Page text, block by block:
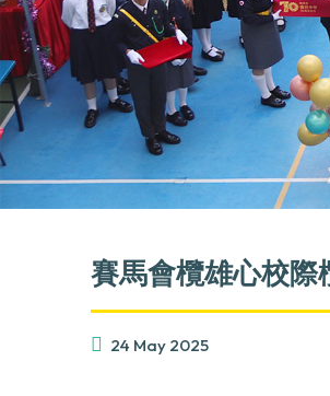
賽馬會欖雄心校
24 May 2025